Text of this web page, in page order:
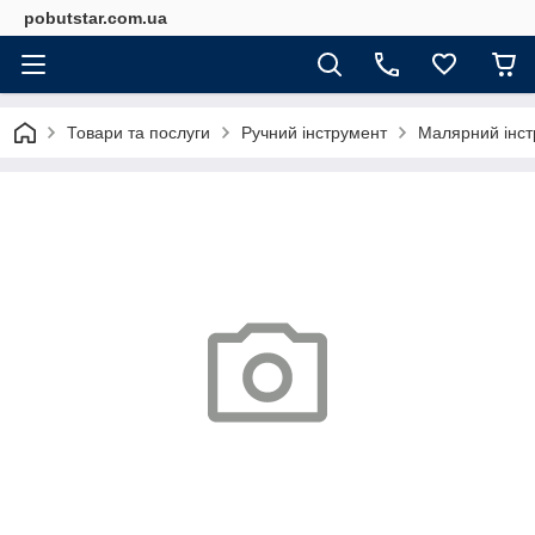
pobutstar.com.ua
Товари та послуги Ручний інструмент Малярний